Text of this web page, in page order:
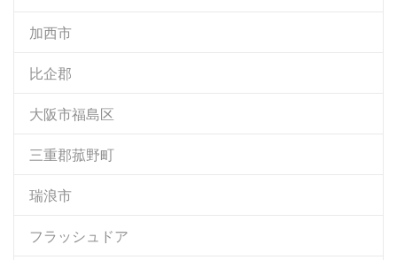
加西市
比企郡
大阪市福島区
三重郡菰野町
瑞浪市
フラッシュドア